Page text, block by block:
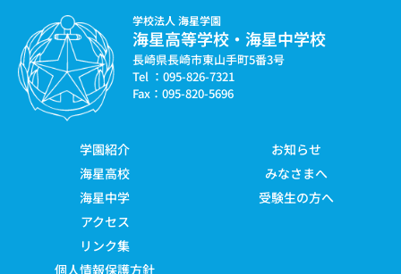
学校法人 海星学園
海星高等学校・海星中学校
長崎県長崎市東山手町5番3号
Tel ：095-826-7321
Fax：095-820-5696
学園紹介
海星高校
海星中学
アクセス
リンク集
個人情報保護方針
お知らせ
みなさまへ
受験生の方へ